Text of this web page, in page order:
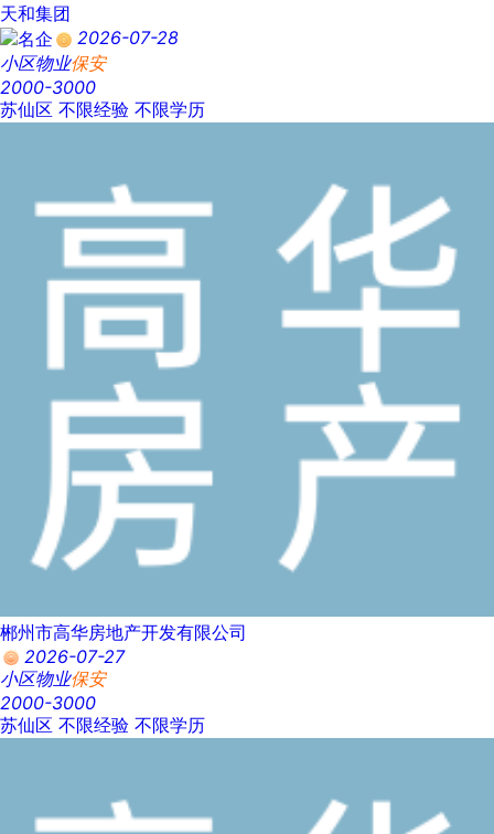
天和集团
2026-07-28
小区物业保安
2000-3000
苏仙区 不限经验 不限学历
郴州市高华房地产开发有限公司
2026-07-27
小区物业保安
2000-3000
苏仙区 不限经验 不限学历